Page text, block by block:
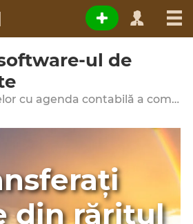
ul de
Sincronizarea datelor cu agenda contabilă a companiei
din răritul